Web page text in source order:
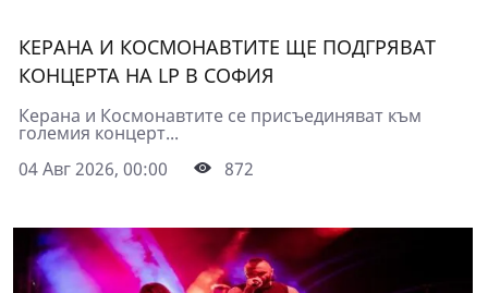
КЕРАНА И КОСМОНАВТИТЕ ЩЕ ПОДГРЯВАТ
КОНЦЕРТА НА LP В СОФИЯ
Керана и Космонавтите се присъединяват към
големия концерт...
04 Авг 2026, 00:00
872